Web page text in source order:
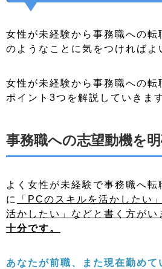
女性が未経験から事務職への転
のようなことに気をつければよ
女性が未経験から事務職への転
ポイント3つを解説していきます
事務職への志望動機を
よく女性が未経験で事務職へ
に
「PCのスキルを活かしたい
活かしたい」などと書く方がい
十分です。
あなたが前職、また現在勤めて